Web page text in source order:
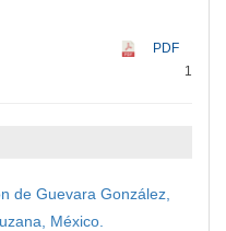
PDF
1
de Guevara González,
México.